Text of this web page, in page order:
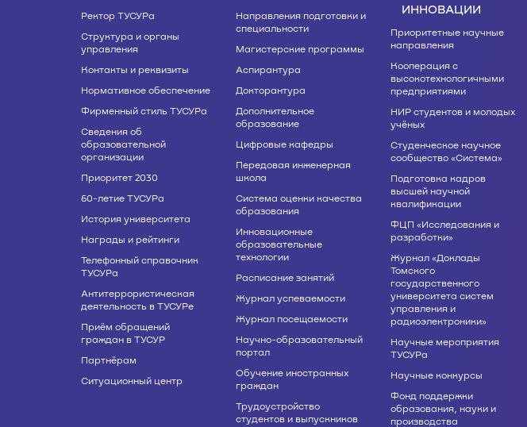
Ректор ТУСУРа
Структура и органы
управления
Контакты и реквизиты
Нормативное обеспечение
Фирменный стиль ТУСУРа
Сведения об
образовательной
организации
Приоритет 2030
60-летие ТУСУРа
История университета
Награды и рейтинги
Телефонный справочник
ТУСУРа
Антитеррористическая
деятельность в ТУСУРе
Приём обращений
граждан в ТУСУР
Партнёрам
Ситуационный центр
Направления подготовки и
специальности
Магистерские программы
Аспирантура
Докторантура
Дополнительное
образование
Цифровые кафедры
Передовая инженерная
школа
Система оценки качества
образования
Инновационные
образовательные
технологии
Расписание занятий
Журнал успеваемости
Журнал посещаемости
Научно-образовательный
портал
Обучение иностранных
граждан
Трудоустройство
студентов и выпускников
ИННОВАЦИИ
Приоритетные научные
направления
Кооперация с
высокотехнологичными
предприятиями
НИР студентов и молодых
учёных
Студенческое научное
сообщество «Система»
Подготовка кадров
высшей научной
квалификации
ФЦП «Исследования и
разработки»
Журнал «Доклады
Томского
государственного
университета систем
управления и
радиоэлектроники»
Научные мероприятия
ТУСУРа
Научные конкурсы
Фонд поддержки
образования, науки и
производства